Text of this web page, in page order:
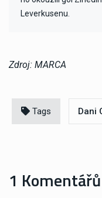
Leverkusenu.
Zdroj: MARCA
Tags Dani
1 Komentářů